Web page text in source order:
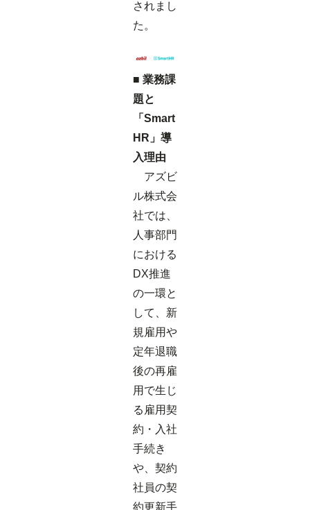
されまし
た。
■ 業務課
題と
「Smart
HR」導
入理由
アズビ
ル株式会
社では、
人事部門
における
DX推進
の一環と
して、新
規雇用や
定年退職
後の再雇
用で生じ
る雇用契
約・入社
手続き
や、契約
社員の契
約更新手